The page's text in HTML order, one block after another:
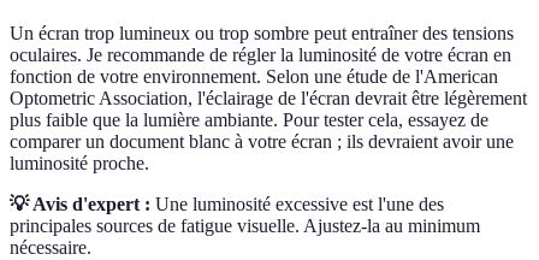
Un écran trop lumineux ou trop sombre peut entraîner des tensions
oculaires. Je recommande de régler la luminosité de votre écran en
fonction de votre environnement. Selon une étude de l'American
Optometric Association, l'éclairage de l'écran devrait être légèrement
plus faible que la lumière ambiante. Pour tester cela, essayez de
comparer un document blanc à votre écran ; ils devraient avoir une
luminosité proche.
💡 Avis d'expert : Une luminosité excessive est l'une des
principales sources de fatigue visuelle. Ajustez-la au minimum
nécessaire.